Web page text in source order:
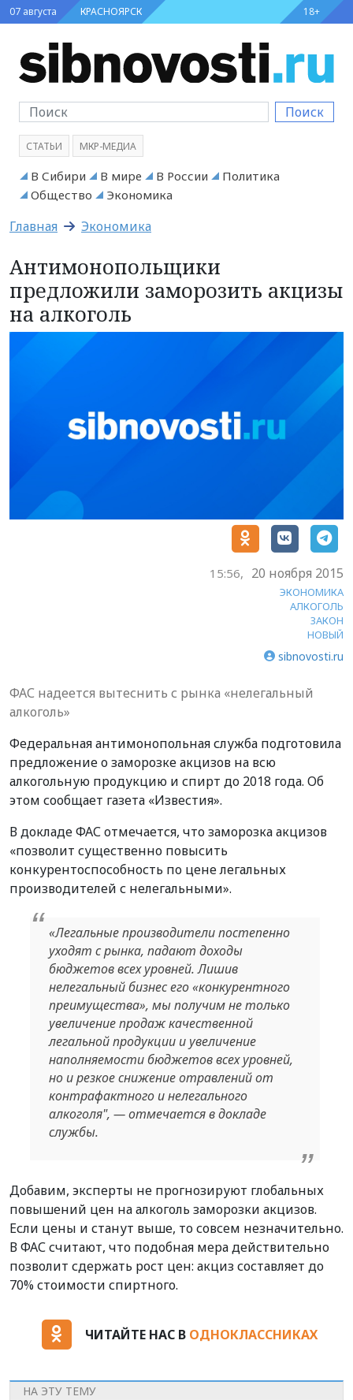
07 августа КРАСНОЯРСК 18+
Поиск
СТАТЬИ МКР-МЕДИА
В Сибири В мире В России
Политика
Общество
Экономика
Главная Экономика
Антимонопольщики
предложили заморозить акцизы
на алкоголь
15:56, 20 ноября 2015
ЭКОНОМИКА
АЛКОГОЛЬ
ЗАКОН
НОВЫЙ
sibnovosti.ru
ФАС надеется вытеснить с рынка «нелегальный
алкоголь»
Федеральная антимонопольная служба подготовила
предложение о заморозке акцизов на всю
алкогольную продукцию и спирт до 2018 года. Об
этом сообщает газета «Известия».
В докладе ФАС отмечается, что заморозка акцизов
«позволит существенно повысить
конкурентоспособность по цене легальных
производителей с нелегальными».
«Легальные производители постепенно
уходят с рынка, падают доходы
бюджетов всех уровней. Лишив
нелегальный бизнес его «конкурентного
преимущества», мы получим не только
увеличение продаж качественной
легальной продукции и увеличение
наполняемости бюджетов всех уровней,
но и резкое снижение отравлений от
контрафактного и нелегального
алкоголя", — отмечается в докладе
службы.
Добавим, эксперты не прогнозируют глобальных
повышений цен на алкоголь заморозки акцизов.
Если цены и станут выше, то совсем незначительно.
В ФАС считают, что подобная мера действительно
позволит сдержать рост цен: акциз составляет до
70% стоимости спиртного.
ЧИТАЙТЕ НАС В ОДНОКЛАССНИКАХ
НА ЭТУ ТЕМУ